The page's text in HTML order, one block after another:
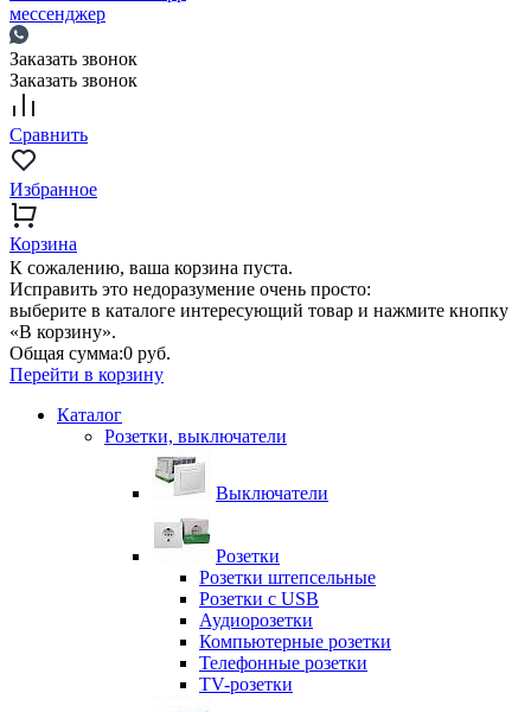
мессенджер
Заказать звонок
Заказать звонок
Сравнить
Избранное
Корзина
К сожалению, ваша корзина пуста.
Исправить это недоразумение очень просто:
выберите в каталоге интересующий товар и нажмите кнопку
«В корзину».
Общая сумма:0 руб.
Перейти в корзину
Каталог
Розетки, выключатели
Выключатели
Розетки
Розетки штепсельные
Розетки с USB
Аудиорозетки
Компьютерные розетки
Телефонные розетки
TV-розетки